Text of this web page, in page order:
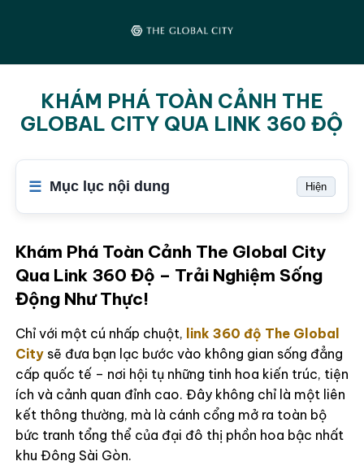
KHÁM PHÁ TOÀN CẢNH THE
GLOBAL CITY QUA LINK 360 ĐỘ
Mục lục nội dung Hiện
Khám Phá Toàn Cảnh The Global City
Qua Link 360 Độ – Trải Nghiệm Sống
Động Như Thực!
Chỉ với một cú nhấp chuột, link 360 độ The Global
Citysẽ đưa bạn lạc bước vào không gian sống đẳng
cấp quốc tế – nơi hội tụ những tinh hoa kiến trúc, tiện
ích và cảnh quan đỉnh cao. Đây không chỉ là một liên
kết thông thường, mà là cánh cổng mở ra toàn bộ
bức tranh tổng thể của đại đô thị phồn hoa bậc nhất
khu Đông Sài Gòn.